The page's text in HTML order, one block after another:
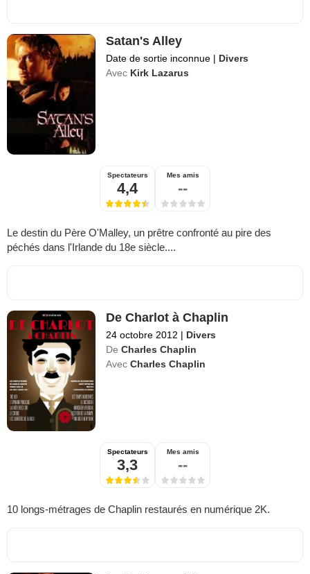
Satan's Alley
Date de sortie inconnue | Divers
Avec Kirk Lazarus
Spectateurs
4,4
Mes amis
--
Le destin du Père O'Malley, un prêtre confronté au pire des
péchés dans l'Irlande du 18e siècle....
De Charlot à Chaplin
24 octobre 2012 | Divers
De Charles Chaplin
Avec Charles Chaplin
Spectateurs
3,3
Mes amis
--
10 longs-métrages de Chaplin restaurés en numérique 2K.